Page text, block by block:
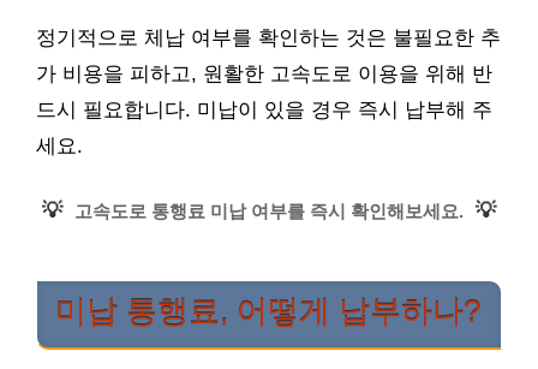
정기적으로 체납 여부를 확인하는 것은 불필요한 추
가 비용을 피하고, 원활한 고속도로 이용을 위해 반
드시 필요합니다. 미납이 있을 경우 즉시 납부해 주
세요.
💡 고속도로 통행료 미납 여부를 즉시 확인해보세요. 💡
미납 통행료, 어떻게 납부하나?